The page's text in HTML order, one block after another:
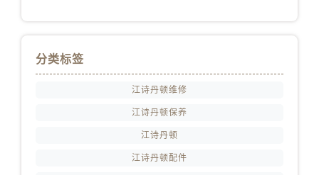
江西省鹰潭市月湖区胜利东路江诗丹顿售后服务中心（需提前预约）
分类标签
江诗丹顿维修
江诗丹顿保养
江诗丹顿
江诗丹顿配件